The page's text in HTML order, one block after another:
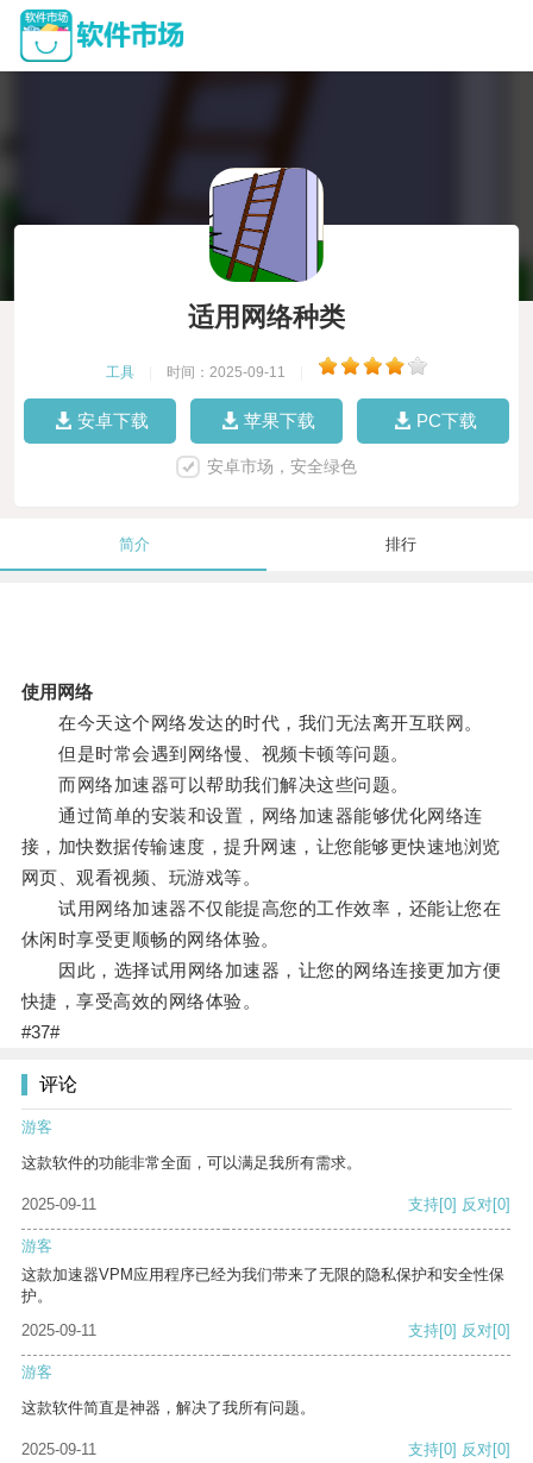
适用网络种类
工具 时间：2025-09-11
安卓下载 苹果下载 PC下载
安卓市场，安全绿色
简介 排行
使用网络
在今天这个网络发达的时代，我们无法离开互联网。
但是时常会遇到网络慢、视频卡顿等问题。
而网络加速器可以帮助我们解决这些问题。
通过简单的安装和设置，网络加速器能够优化网络连
接，加快数据传输速度，提升网速，让您能够更快速地浏览
网页、观看视频、玩游戏等。
试用网络加速器不仅能提高您的工作效率，还能让您在
休闲时享受更顺畅的网络体验。
因此，选择试用网络加速器，让您的网络连接更加方便
快捷，享受高效的网络体验。
#37#
评论
游客
这款软件的功能非常全面，可以满足我所有需求。
2025-09-11 支持[0] 反对[0]
游客
这款加速器VPM应用程序已经为我们带来了无限的隐私保护和安全性保
护。
2025-09-11
支持[0] 反对[0]
游客
这款软件简直是神器，解决了我所有问题。
2025-09-11 支持[0] 反对[0]